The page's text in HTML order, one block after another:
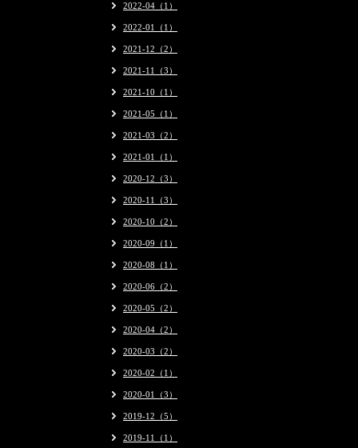
2022-04（1）
2022-01（1）
2021-12（2）
2021-11（3）
2021-10（1）
2021-05（1）
2021-03（2）
2021-01（1）
2020-12（3）
2020-11（3）
2020-10（2）
2020-09（1）
2020-08（1）
2020-06（2）
2020-05（2）
2020-04（2）
2020-03（2）
2020-02（1）
2020-01（3）
2019-12（5）
2019-11（1）